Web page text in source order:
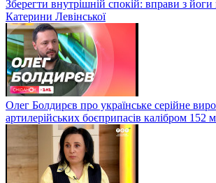
Зберегти внутрішній спокій: вправи з йоги
Катерини Левінської
Олег Болдирєв про українське серійне
артилерійських боєприпасів калібром 152